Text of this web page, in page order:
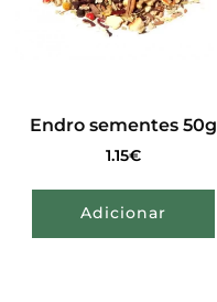
Endro sementes 50g
1.15€
Adicionar